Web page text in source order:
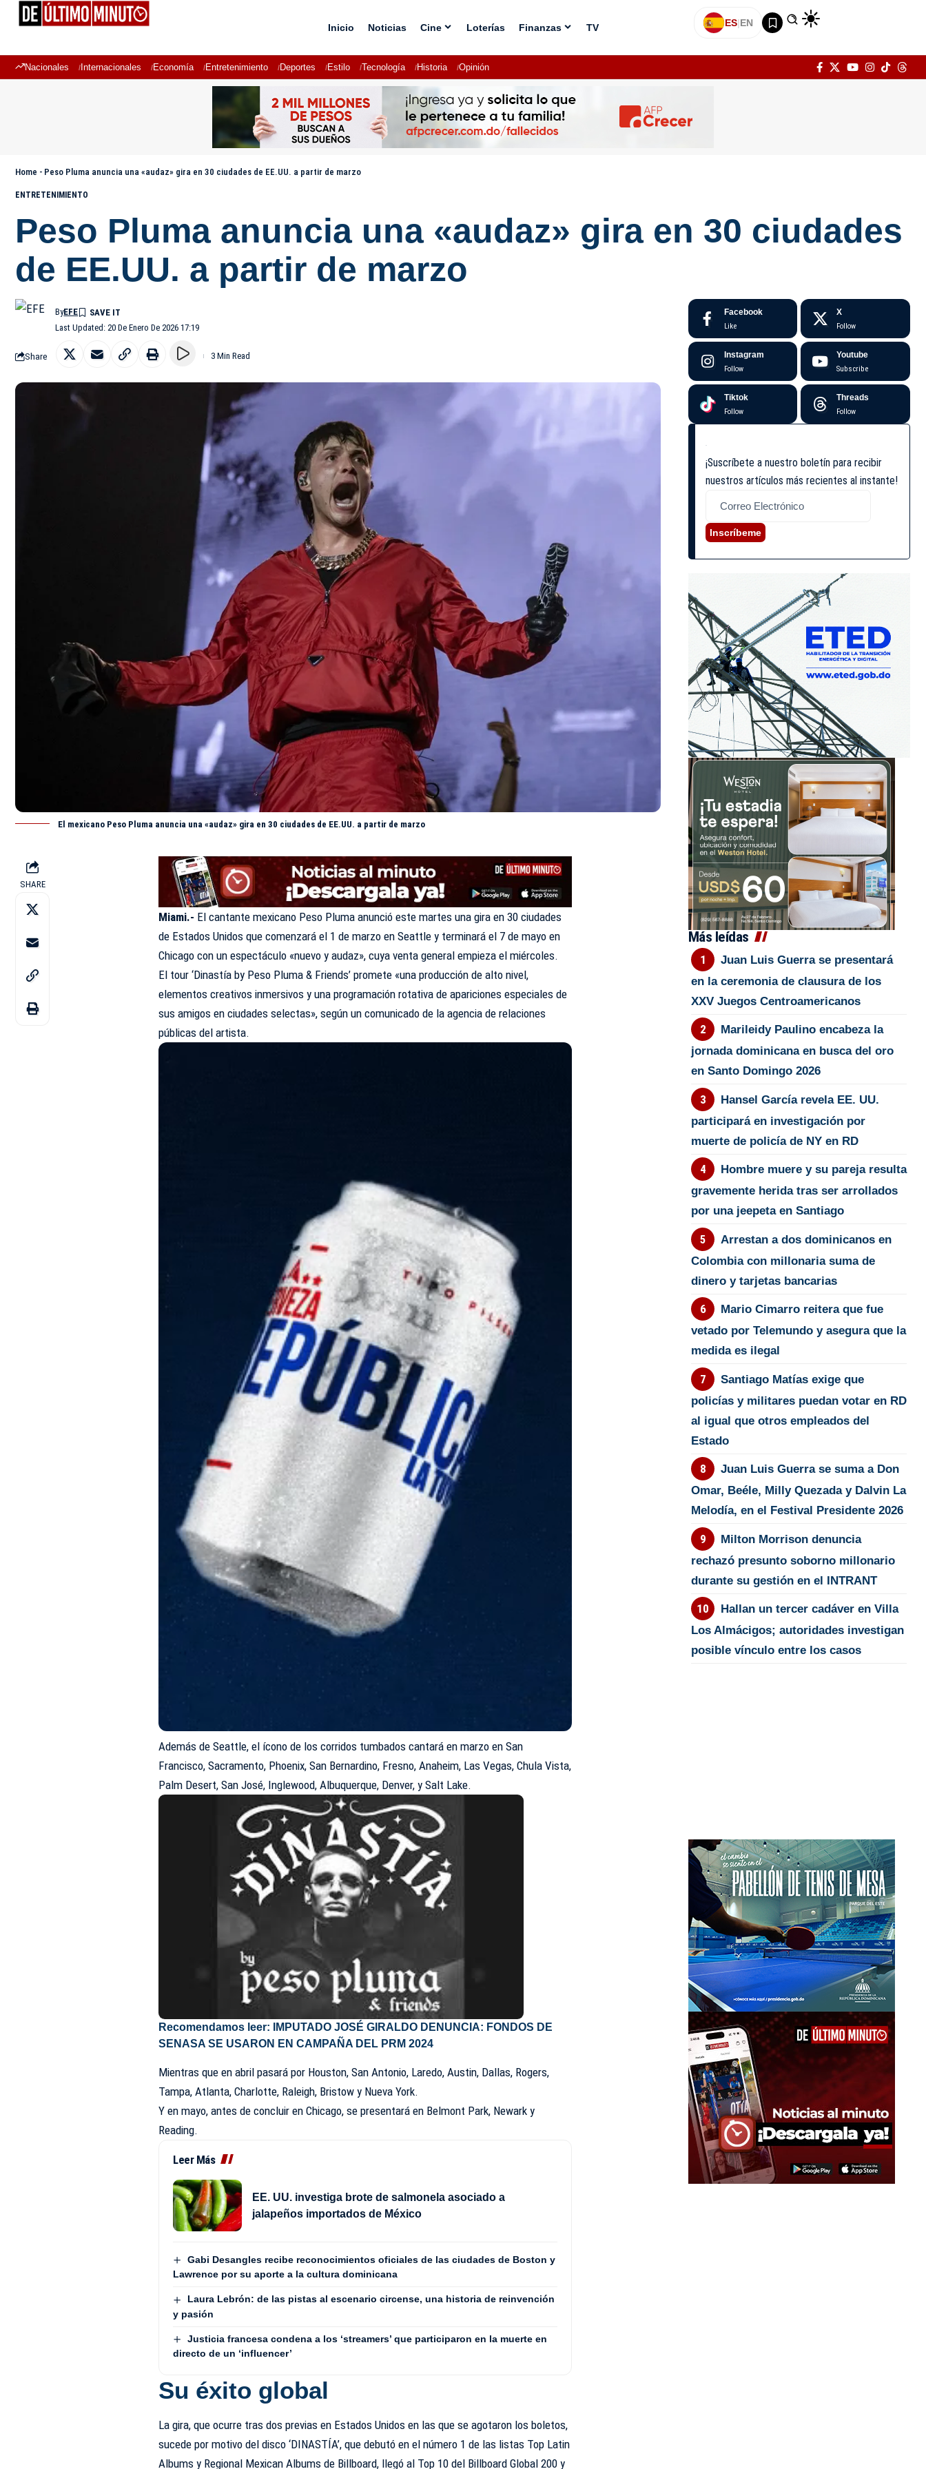
Inicio Noticias Cine Loterías Finanzas TV ES|EN
Nacionales Internacionales Economía Entretenimiento Deportes Estilo Tecnología Historia Opinión
Home - Peso Pluma anuncia una «audaz» gira en 30 ciudades de EE.UU. a partir de marzo
ENTRETENIMIENTO
Peso Pluma anuncia una «audaz» gira en 30 ciudades
de EE.UU. a partir de marzo
Last Updated: 20 De Enero De 2026 17:19
ByEFE
Share 3 Min Read
El mexicano Peso Pluma anuncia una «audaz» gira en 30 ciudades de EE.UU. a partir de marzo
SHARE
Miami.- El cantante mexicano Peso Pluma anunció este martes una gira en 30 ciudades
de Estados Unidos que comenzará el 1 de marzo en Seattle y terminará el 7 de mayo en
Chicago con un espectáculo «nuevo y audaz», cuya venta general empieza el miércoles.
El tour ‘Dinastía by Peso Pluma & Friends’ promete «una producción de alto nivel,
elementos creativos inmersivos y una programación rotativa de apariciones especiales de
sus amigos en ciudades selectas», según un comunicado de la agencia de relaciones
públicas del artista.
Además de Seattle, el ícono de los corridos tumbados cantará en marzo en San
Francisco, Sacramento, Phoenix, San Bernardino, Fresno, Anaheim, Las Vegas, Chula Vista,
Palm Desert, San José, Inglewood, Albuquerque, Denver, y Salt Lake.
Recomendamos leer:
IMPUTADO JOSÉ GIRALDO DENUNCIA: FONDOS DE
SENASA SE USARON EN CAMPAÑA DEL PRM 2024
Mientras que en abril pasará por Houston, San Antonio, Laredo, Austin, Dallas, Rogers,
Tampa, Atlanta, Charlotte, Raleigh, Bristow y Nueva York.
Y en mayo, antes de concluir en Chicago, se presentará en Belmont Park, Newark y
Reading.
Leer Más
EE. UU. investiga brote de salmonela asociado a
jalapeños importados de México
Gabi Desangles recibe reconocimientos oficiales de las ciudades de Boston y
Lawrence por su aporte a la cultura dominicana
Laura Lebrón: de las pistas al escenario circense, una historia de reinvención
y pasión
Justicia francesa condena a los ‘streamers’ que participaron en la muerte en
directo de un ‘influencer’
Su éxito global
La gira, que ocurre tras dos previas en Estados Unidos en las que se agotaron los boletos,
sucede por motivo del disco ‘DINASTÍA’, que debutó en el número 1 de las listas Top Latin
Albums y Regional Mexican Albums de Billboard, llegó al Top 10 del Billboard Global 200 y
Facebook
Like
X
Follow
Instagram
Follow
Youtube
Subscribe
Tiktok
Follow
Threads
Follow
¡Suscríbete a nuestro boletín para recibir
nuestros artículos más recientes al instante!
Inscríbeme
Más leídas
Juan Luis Guerra se presentará
en la ceremonia de clausura de los
XXV Juegos Centroamericanos
Marileidy Paulino encabeza la
jornada dominicana en busca del oro
en Santo Domingo 2026
Hansel García revela EE. UU.
participará en investigación por
muerte de policía de NY en RD
Hombre muere y su pareja resulta
gravemente herida tras ser arrollados
por una jeepeta en Santiago
Arrestan a dos dominicanos en
Colombia con millonaria suma de
dinero y tarjetas bancarias
Mario Cimarro reitera que fue
vetado por Telemundo y asegura que la
medida es ilegal
Santiago Matías exige que
policías y militares puedan votar en RD
al igual que otros empleados del
Estado
Juan Luis Guerra se suma a Don
Omar, Beéle, Milly Quezada y Dalvin La
Melodía, en el Festival Presidente 2026
Milton Morrison denuncia
rechazó presunto soborno millonario
durante su gestión en el INTRANT
Hallan un tercer cadáver en Villa
Los Almácigos; autoridades investigan
posible vínculo entre los casos